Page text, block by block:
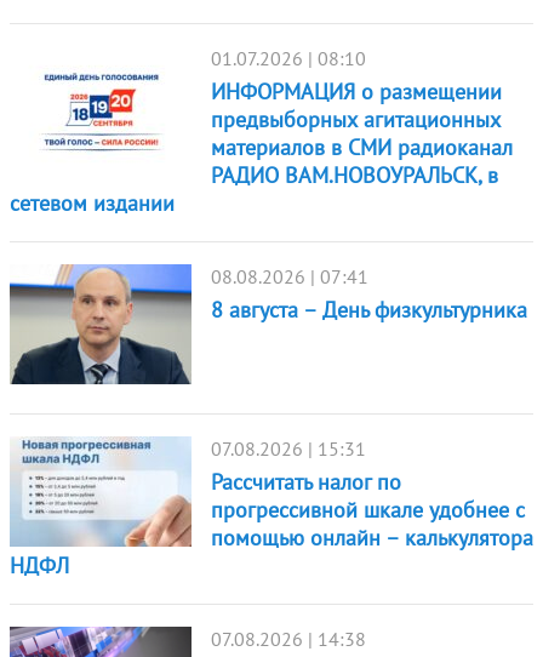
01.07.2026 | 08:10
ИНФОРМАЦИЯ о размещении
предвыборных агитационных
материалов в СМИ радиоканал
РАДИО ВАМ.НОВОУРАЛЬСК, в
сетевом издании
08.08.2026 | 07:41
8 августа – День физкультурника
07.08.2026 | 15:31
Рассчитать налог по
прогрессивной шкале удобнее с
помощью онлайн – калькулятора
НДФЛ
07.08.2026 | 14:38